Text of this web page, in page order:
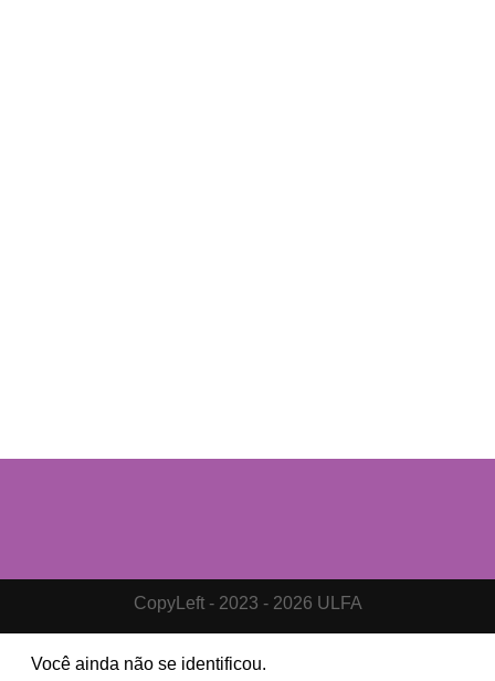
CopyLeft - 2023 - 2026 ULFA
Você ainda não se identificou.